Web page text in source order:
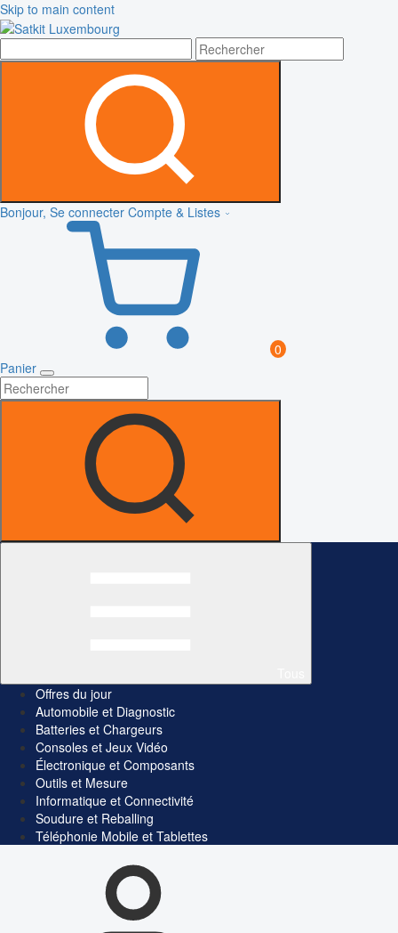
Skip to main content
Bonjour, Se connecter Compte & Listes
0
Panier
Offres du jour
Automobile et Diagnostic
Batteries et Chargeurs
Consoles et Jeux Vidéo
Électronique et Composants
Outils et Mesure
Informatique et Connectivité
Soudure et Reballing
Téléphonie Mobile et Tablettes